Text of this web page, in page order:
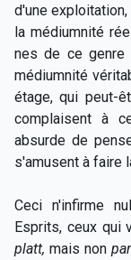
d'une
la médiumnité
nes de ce genre
médiumnité
étage, qui peut-
complaisent à
absurde de
s'amusent à faire
Ceci n'infirme
Esprits, ceux qui
platt, mais non